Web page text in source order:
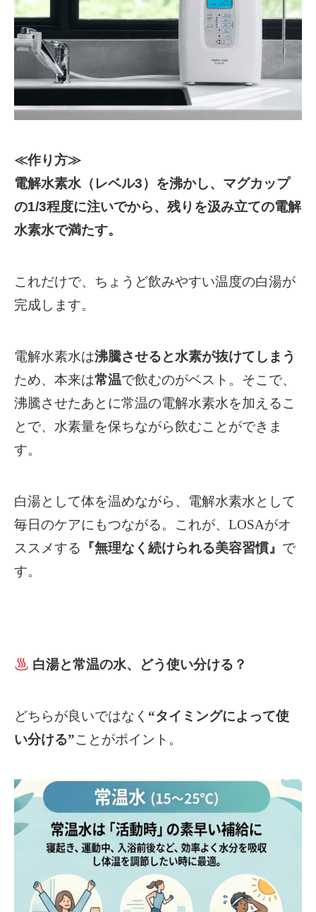
≪作り方≫
電解水素水（レベル3）を沸かし、マグカップ
の1/3程度に注いでから、残りを汲み立ての電解
水素水で満たす。
これだけで、ちょうど飲みやすい温度の白湯が
完成します。
電解水素水は沸騰させると水素が抜けてしまう
ため、本来は常温で飲むのがベスト。 そこで、
沸騰させたあとに常温の電解水素水を加えるこ
とで、水素量を保ちながら飲むことができま
す。
白湯として体を温めながら、電解水素水として
毎日のケアにもつながる。 これが、LOSAがオ
ススメする 『無理なく続けられる美容習慣』 で
す。
白湯と常温の水、どう使い分ける？
どちらが良いではなく “タイミングによって使
い分ける”ことがポイント。